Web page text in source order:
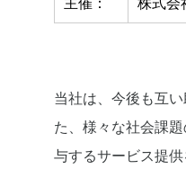
当社は、今後も互
た、様々な社会課
与するサービス提供